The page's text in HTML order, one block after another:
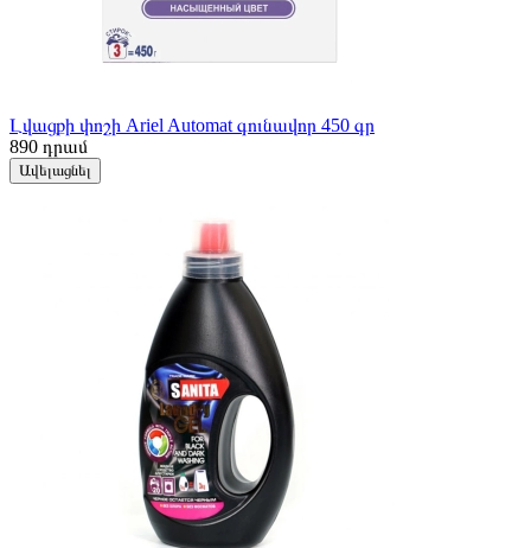
Լվացքի փոշի Ariel Automat գունավոր 450 գր
890 դրամ
Ավելացնել